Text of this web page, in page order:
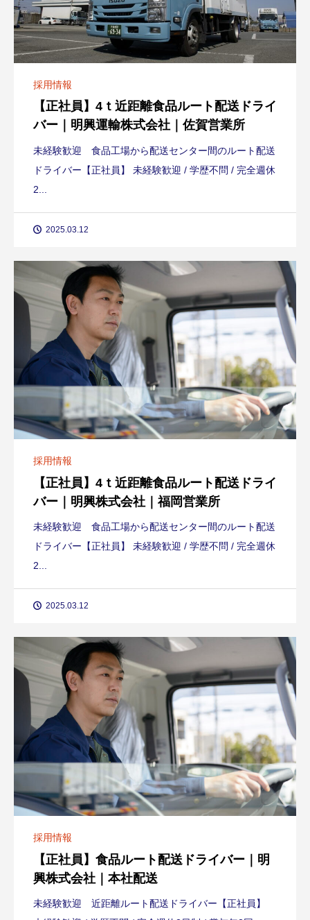
採用情報
【正社員】4ｔ近距離食品ルート配送ドライ
バー｜明興運輸株式会社｜佐賀営業所
未経験歓迎 食品工場から配送センター間のルート配送
ドライバー【正社員】 未経験歓迎 / 学歴不問 / 完全週休
2...
2025.03.12
採用情報
【正社員】4ｔ近距離食品ルート配送ドライ
バー｜明興株式会社｜福岡営業所
未経験歓迎 食品工場から配送センター間のルート配送
ドライバー【正社員】 未経験歓迎 / 学歴不問 / 完全週休
2...
2025.03.12
採用情報
【正社員】食品ルート配送ドライバー｜明
興株式会社｜本社配送
未経験歓迎 近距離ルート配送ドライバー【正社員】